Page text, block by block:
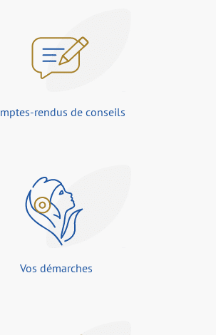
rendus de conseils
Vos démarches